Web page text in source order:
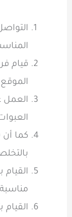
قيام
العمل
كما أن